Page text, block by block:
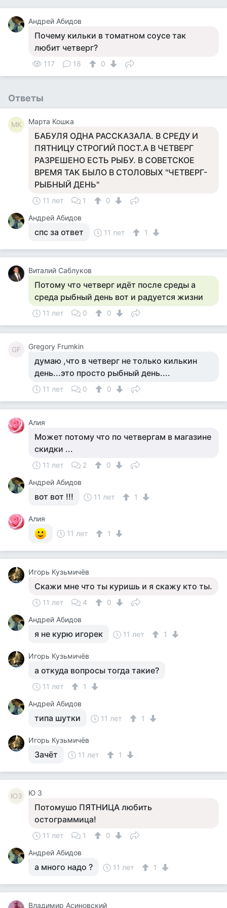
Андрей Абидов
Почему кильки в томатном соусе так
любит четверг?
117 18 0
Ответы
МК Марта Кошка
БАБУЛЯ ОДНА РАССКАЗАЛА. В СРЕДУ И
ПЯТНИЦУ СТРОГИЙ ПОСТ.А В ЧЕТВЕРГ
РАЗРЕШЕНО ЕСТЬ РЫБУ. В СОВЕТСКОЕ
ВРЕМЯ ТАК БЫЛО В СТОЛОВЫХ "ЧЕТВЕРГ-
РЫБНЫЙ ДЕНЬ"
11 лет 1
0
Андрей Абидов
спс за ответ 11 лет 1
Виталий Саблуков
Потому что четверг идёт после среды а
среда рыбный день вот и радуется жизни
11 лет 0 0
GF Gregory Frumkin
думаю ,что в четверг не только килькин
день...это просто рыбный день....
11 лет 0 0
Алия
Может потому что по четвергам в магазине
скидки ...
11 лет 2
0
Андрей Абидов
вот вот !!! 11 лет 1
Алия
11 лет
1
Игорь Кузьмичёв
Скажи мне что ты куришь и я скажу кто ты.
11 лет 4
0
Андрей Абидов
я не курю игорек 11 лет 1
Игорь Кузьмичёв
а откуда вопросы тогда такие?
11 лет
1
Андрей Абидов
типа шутки 11 лет 1
Игорь Кузьмичёв
Зачёт 11 лет 1
ЮЗ Ю З
Потомушо ПЯТНИЦА любить
остограммица!
11 лет 1
0
Андрей Абидов
а много надо ? 11 лет 1
Владимир Асиновский